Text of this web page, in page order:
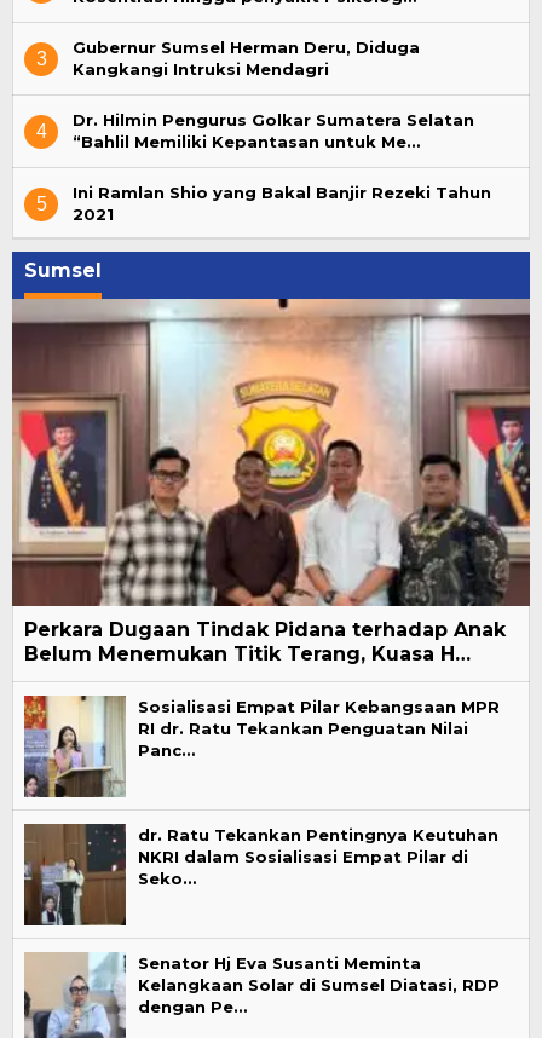
3
Gubernur Sumsel Herman Deru, Diduga
Kangkangi Intruksi Mendagri
4
Dr. Hilmin Pengurus Golkar Sumatera Selatan
“Bahlil Memiliki Kepantasan untuk Me…
5
Ini Ramlan Shio yang Bakal Banjir Rezeki Tahun
2021
Sumsel
Perkara Dugaan Tindak Pidana terhadap Anak
Belum Menemukan Titik Terang, Kuasa H…
Sosialisasi Empat Pilar Kebangsaan MPR
RI dr. Ratu Tekankan Penguatan Nilai
Panc…
dr. Ratu Tekankan Pentingnya Keutuhan
NKRI dalam Sosialisasi Empat Pilar di
Seko…
Senator Hj Eva Susanti Meminta
Kelangkaan Solar di Sumsel Diatasi, RDP
dengan Pe…